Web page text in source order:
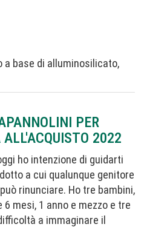
base di alluminosilicato,
PER
2022
ho intenzione di guidarti
a cui qualunque genitore
rinunciare. Ho tre bambini,
mesi, 1 anno e mezzo e tre
a immaginare il